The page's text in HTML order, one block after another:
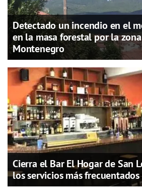
Detectado un incendio en el
en la masa forestal por la
Montenegro
Cierra el Bar El Hogar de San
los servicios más